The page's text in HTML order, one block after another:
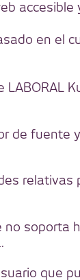
en el
de
que